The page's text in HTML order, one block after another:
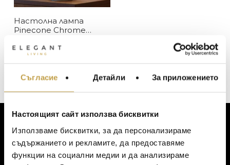
Съгласие Детайли За приложението
Настоящият сайт използва бисквитки
Използваме бисквитки, за да персонализираме
съдържанието и рекламите, да предоставяме
функции на социални медии и да анализираме
В наличност
Изчерпан, с опция за поръчка
ЦЕНА
Настолна лампа
Pinecone Chrome
1654€ (3,234.00 лв.)
1654 €
992 €
е:
лв.).
ЗА КЛИЕНТИ
Моят профил
МЕБЕЛИ ЗА ДОМА И
ЗА МАСАТА
ТЕКСТИЛ ЗА ДОМА
BACCARAT
TOM DIXON